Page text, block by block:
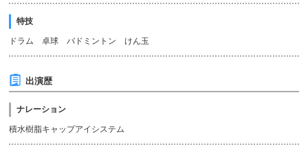
特技
ドラム 卓球 バドミントン けん玉
出演歴
ナレーション
積水樹脂キャップアイシステム